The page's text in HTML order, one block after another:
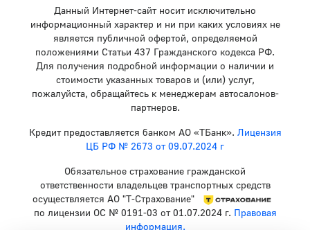
Данный Интернет-сайт носит исключительно
информационный характер и ни при каких условиях не
является публичной офертой, определяемой
положениями Статьи 437 Гражданского кодекса РФ.
Для получения подробной информации о наличии и
стоимости указанных товаров и (или) услуг,
пожалуйста, обращайтесь к менеджерам автосалонов-
партнеров.
Кредит предоставляется банком АО «ТБанк». Лицензия
ЦБ РФ № 2673 от 09.07.2024 г
Обязательное страхование гражданской
ответственности владельцев транспортных средств
осуществляется АО "Т-Страхование"
по лицензии ОС № 0191-03 от 01.07.2024 г. Правовая
информация.